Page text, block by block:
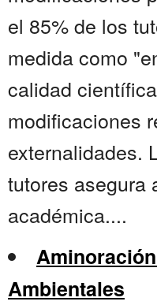
el 85% de los
medida como
calidad
modificaciones
externalidades.
tutores asegura
académica....
Ambientales